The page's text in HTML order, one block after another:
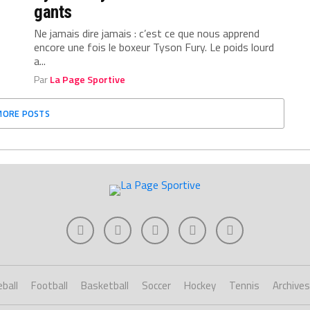
gants
Ne jamais dire jamais : c’est ce que nous apprend
encore une fois le boxeur Tyson Fury. Le poids lourd
a...
ParLa Page Sportive
POSTS
Football Basketball Soccer Hockey Tennis